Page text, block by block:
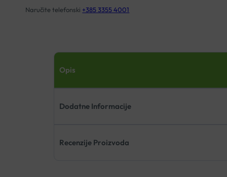
Naručite telefonski +385 3355 4001
Opis
Dodatne Informacije
Recenzije Proizvoda